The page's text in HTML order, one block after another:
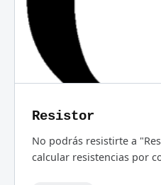
Resistor
No podrás resistirte a
calcular resistencias por